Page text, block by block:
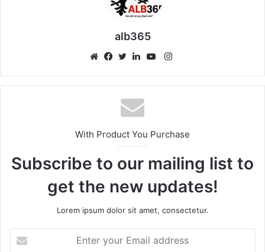
alb365
Instagram
With Product You Purchase
Subscribe to our mailing list to
get the new updates!
Lorem ipsum dolor sit amet, consectetur.
your